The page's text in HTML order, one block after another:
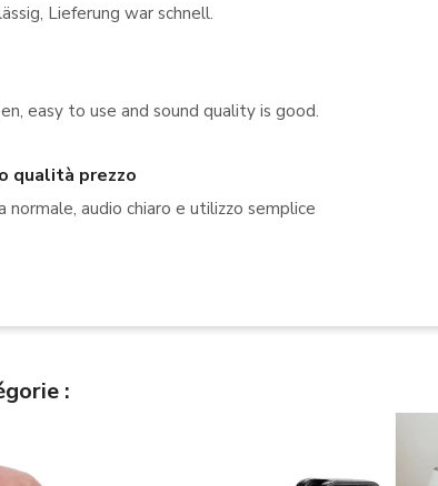
Lieferung war schnell.
easy to use and sound quality is good.
qualità prezzo
normale, audio chiaro e utilizzo semplice
: